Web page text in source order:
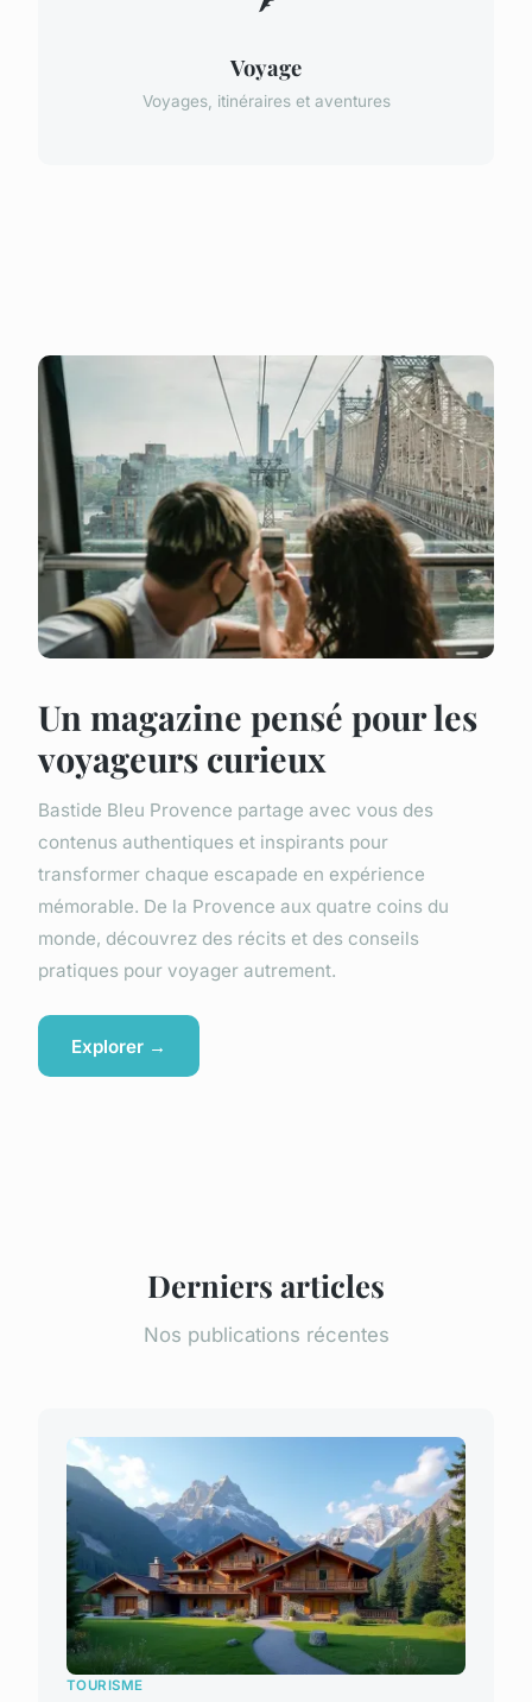
Voyage
Voyages, itinéraires et aventures
Un magazine pensé pour les
voyageurs curieux
Bastide Bleu Provence partage avec vous des
contenus authentiques et inspirants pour
transformer chaque escapade en expérience
mémorable. De la Provence aux quatre coins du
monde, découvrez des récits et des conseils
pratiques pour voyager autrement.
Explorer →
Derniers articles
Nos publications récentes
TOURISME